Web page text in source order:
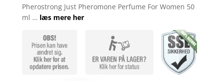
ud af 5
baseret
ømmelse
Pherostrong Just Pheromone Perfume For Women 50
ml … læs mere her